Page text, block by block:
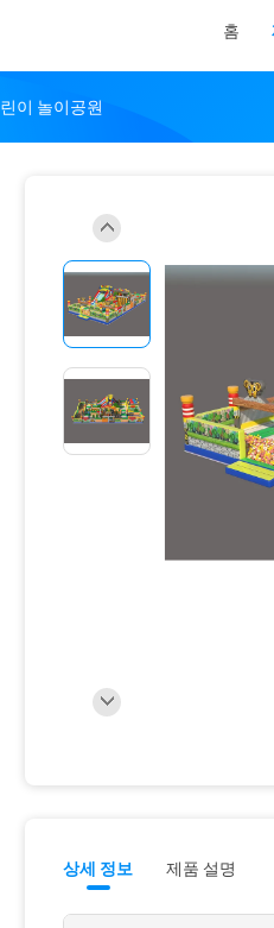
홈
이 놀이공원
상세 정보 제품 설명